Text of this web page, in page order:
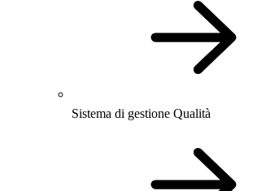
Sistema di gestione Qualità